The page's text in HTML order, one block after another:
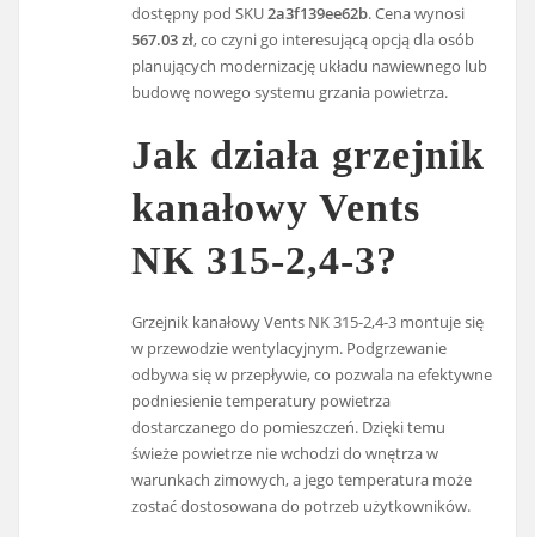
dostępny pod SKU 2a3f139ee62b. Cena wynosi
567.03 zł, co czyni go interesującą opcją dla osób
planujących modernizację układu nawiewnego lub
budowę nowego systemu grzania powietrza.
Jak działa grzejnik
kanałowy Vents
NK 315-2,4-3?
Grzejnik kanałowy Vents NK 315-2,4-3 montuje się
w przewodzie wentylacyjnym. Podgrzewanie
odbywa się w przepływie, co pozwala na efektywne
podniesienie temperatury powietrza
dostarczanego do pomieszczeń. Dzięki temu
świeże powietrze nie wchodzi do wnętrza w
warunkach zimowych, a jego temperatura może
zostać dostosowana do potrzeb użytkowników.